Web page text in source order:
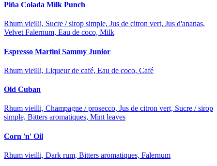
Piña Colada Milk Punch
Rhum vieilli, Sucre / sirop simple, Jus de citron vert, Jus d'ananas,
Velvet Falernum, Eau de coco, Milk
Espresso Martini Sammy Junior
Rhum vieilli, Liqueur de café, Eau de coco, Café
Old Cuban
Rhum vieilli, Champagne / prosecco, Jus de citron vert, Sucre / sirop
simple, Bitters aromatiques, Mint leaves
Corn 'n' Oil
Rhum vieilli, Dark rum, Bitters aromatiques, Falernum